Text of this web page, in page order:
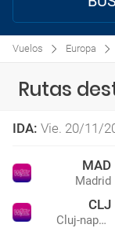
Vuelos Europa
Rutas
IDA: Vie. 20/11/
MAD
Madrid
CLJ
Cluj-napoca